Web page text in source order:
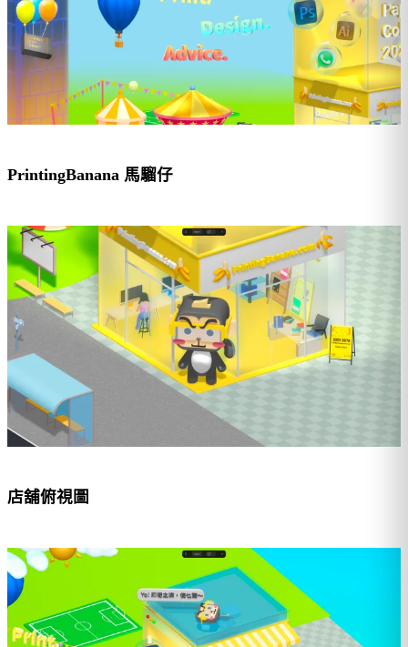
PrintingBanana 馬騮仔
店舖俯視圖